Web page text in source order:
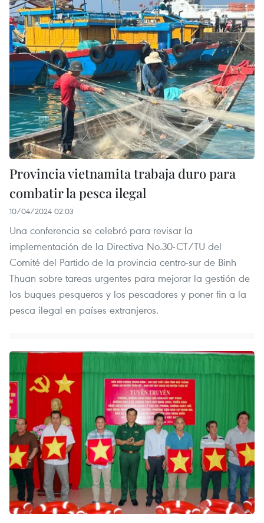
Provincia vietnamita trabaja duro para
combatir la pesca ilegal
10/04/2024 02:03
Una conferencia se celebró para revisar la
implementación de la Directiva No.30-CT/TU del
Comité del Partido de la provincia centro-sur de Binh
Thuan sobre tareas urgentes para mejorar la gestión de
los buques pesqueros y los pescadores y poner fin a la
pesca ilegal en países extranjeros.